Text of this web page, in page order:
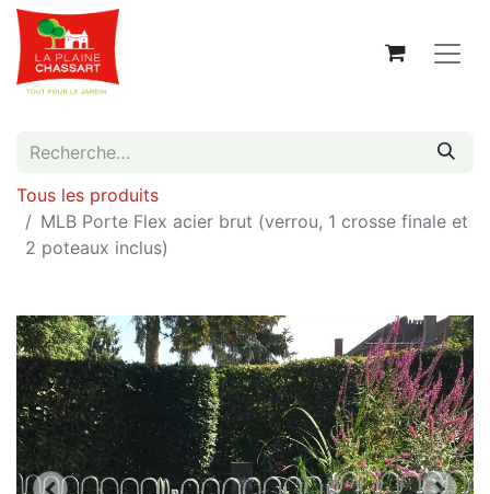
Tous les produits
MLB Porte Flex acier brut (verrou, 1 crosse finale et
2 poteaux inclus)